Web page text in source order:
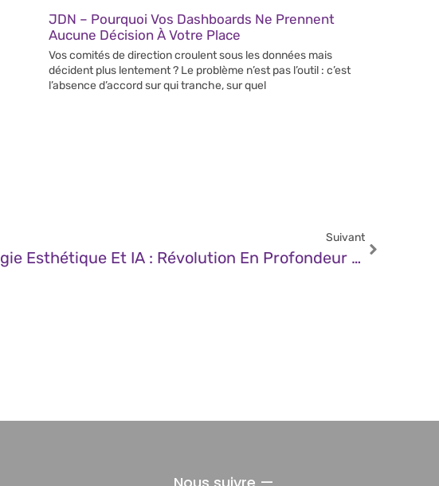
JDN – Pourquoi Vos Dashboards Ne Prennent
Aucune Décision À Votre Place
Vos comités de direction croulent sous les données mais
décident plus lentement ? Le problème n’est pas l’outil : c’est
l’absence d’accord sur qui tranche, sur quel
Suivant
JDN – Chirurgie Esthétique Et IA : Révolution En Profondeur Ou Simple Évolution Technique ?